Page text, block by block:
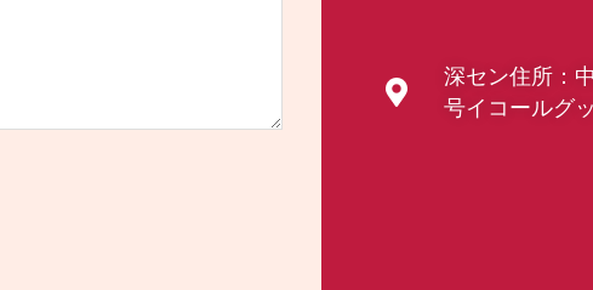
深セン住所：
号イコールグ